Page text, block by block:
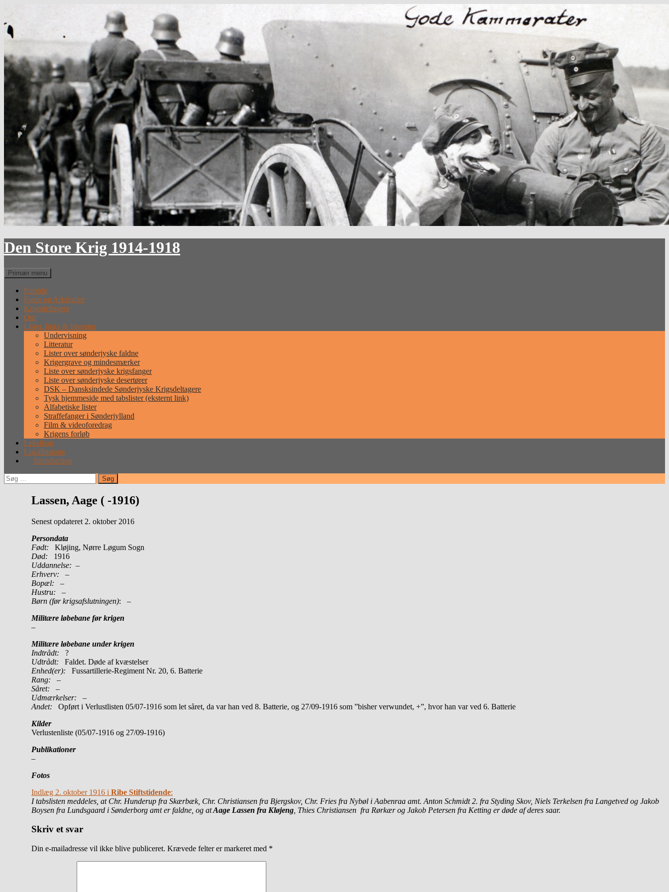
indhold
Den Store Krig 1914-1918
Søg
Primær menu
Forside
Fotos og Arkivalier
Krigsdeltagere
Om
Lister, links & litteratur
Undervisning
Litteratur
Lister over sønderjyske faldne
Krigergrave og mindesmærker
Liste over sønderjyske krigsfanger
Liste over sønderjyske desertører
DSK – Dansksindede Sønderjyske Krigsdeltagere
Tysk hjemmeside med tabslister (eksternt link)
Alfabetiske lister
Straffefanger i Sønderjylland
Film & videoforedrag
Krigens forløb
Leksikon
Lokalhistorie
Introduction
Søg
efter:
Lassen, Aage ( -1916)
Senest opdateret 2. oktober 2016
Persondata
Født: Kløjing, Nørre Løgum Sogn
Død: 1916
Uddannelse: –
Erhverv: –
Bopæl: –
Hustru: –
Børn (før krigsafslutningen): –
Militære løbebane før krigen
–
Militære løbebane under krigen
Indtrådt: ?
Udtrådt: Faldet. Døde af kvæstelser
Enhed(er):
Fussartillerie-Regiment Nr. 20, 6. Batterie
Rang:
–
Såret: –
Udmærkelser: –
Andet: Opført i Verlustlisten 05/07-1916 som let såret, da var han ved 8. Batterie, og 27/09-1916 som ”bisher verwundet, +”, hvor han var ved 6. Batterie
Kilder
Verlustenliste (05/07-1916 og 27/09-1916)
Publikationer
–
Fotos
Indlæg 2. oktober 1916 i Ribe Stiftstidende:
I tabslisten meddeles, at Chr. Hunderup fra Skærbæk, Chr. Christiansen fra Bjergskov, Chr. Fries fra Nybøl i Aabenraa amt. Anton Schmidt 2. fra Styding Skov, Niels Terkelsen fra Langetved og Jakob
Boysen fra Lundsgaard i Sønderborg amt er faldne, og atAage Lassen fra Kløjeng , Thies Christiansen fra Rørkær og Jakob Petersen fra Ketting er døde af deres saar.
Skriv et svar
Din e-mailadresse vil ikke blive publiceret. Krævede felter er markeret med *